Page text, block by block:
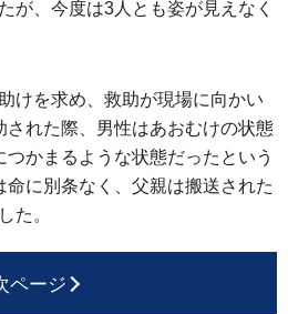
が、今度は3人とも姿が見えなく
けを求め、救助が現場に向かい
された際、男性はあおむけの状態
かまるような状態だったという
命に別条なく、父親は搬送された
た。
ページ